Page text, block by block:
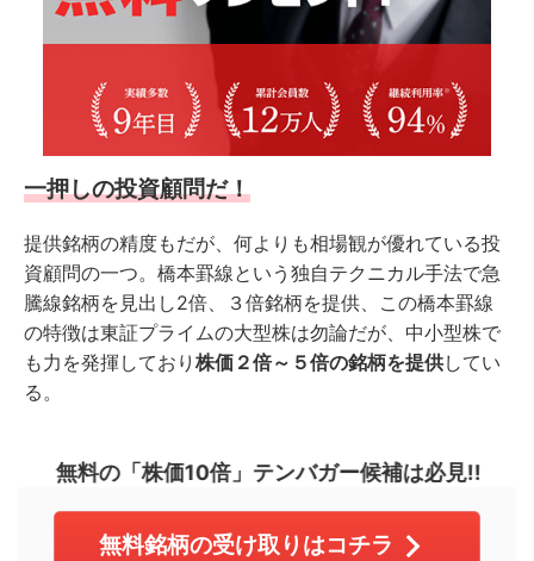
一押しの投資顧問だ！
提供銘柄の精度もだが、何よりも相場観が優れている投
資顧問の一つ。橋本罫線という独自テクニカル手法で急
騰線銘柄を見出し2倍、３倍銘柄を提供、この橋本罫線
の特徴は東証プライムの大型株は勿論だが、中小型株で
も力を発揮しており 株価２倍～５倍の銘柄を提供してい
る。
無料の「株価10倍」テンバガー候補は必見!!
無料銘柄の受け取りはコチラ